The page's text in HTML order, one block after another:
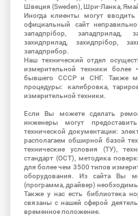
Швеция (Sweden), Шри-Ланка,
Иногда клиенты могут вводить
официальный сайт
западпрібор, западприлад,
захидприлад, захидпрібор,
западприбор.
Наш технический отдел
измерительной техники
бывшего СССР и СНГ. Также мы
процедуры: калибровка,
измерительной техники.
Если Вы можете сделать
инженеры могут
технической документации:
располагаем обширной базой
технические условия (ТУ),
стандарт (ОСТ), методика
для более чем 3500 типов
оборудования. Из сайта Вы
(программа, драйвер)
Также у нас есть библиотека
связаны с нашей сферой
временное положение.